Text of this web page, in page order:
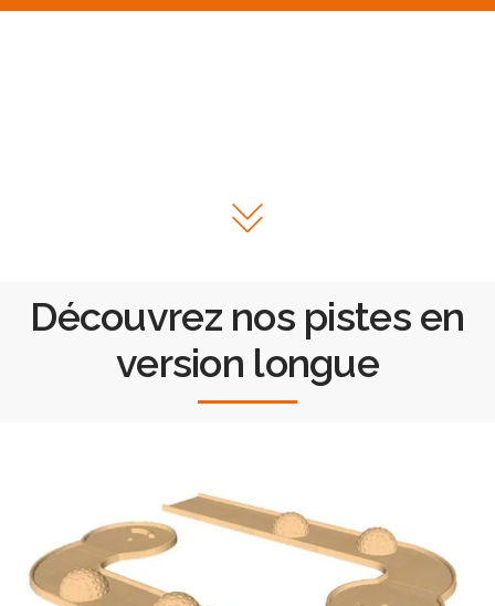
Découvrez nos pistes en
version longue